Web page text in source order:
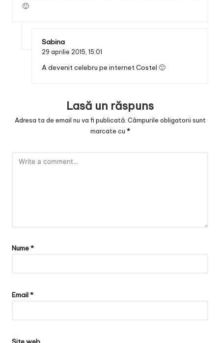
🙂
Sabina
29 aprilie 2015, 15:01
A devenit celebru pe internet Costel 🙂
Lasă un răspuns
Adresa ta de email nu va fi publicată. Câmpurile obligatorii sunt
marcate cu *
Nume*
Email*